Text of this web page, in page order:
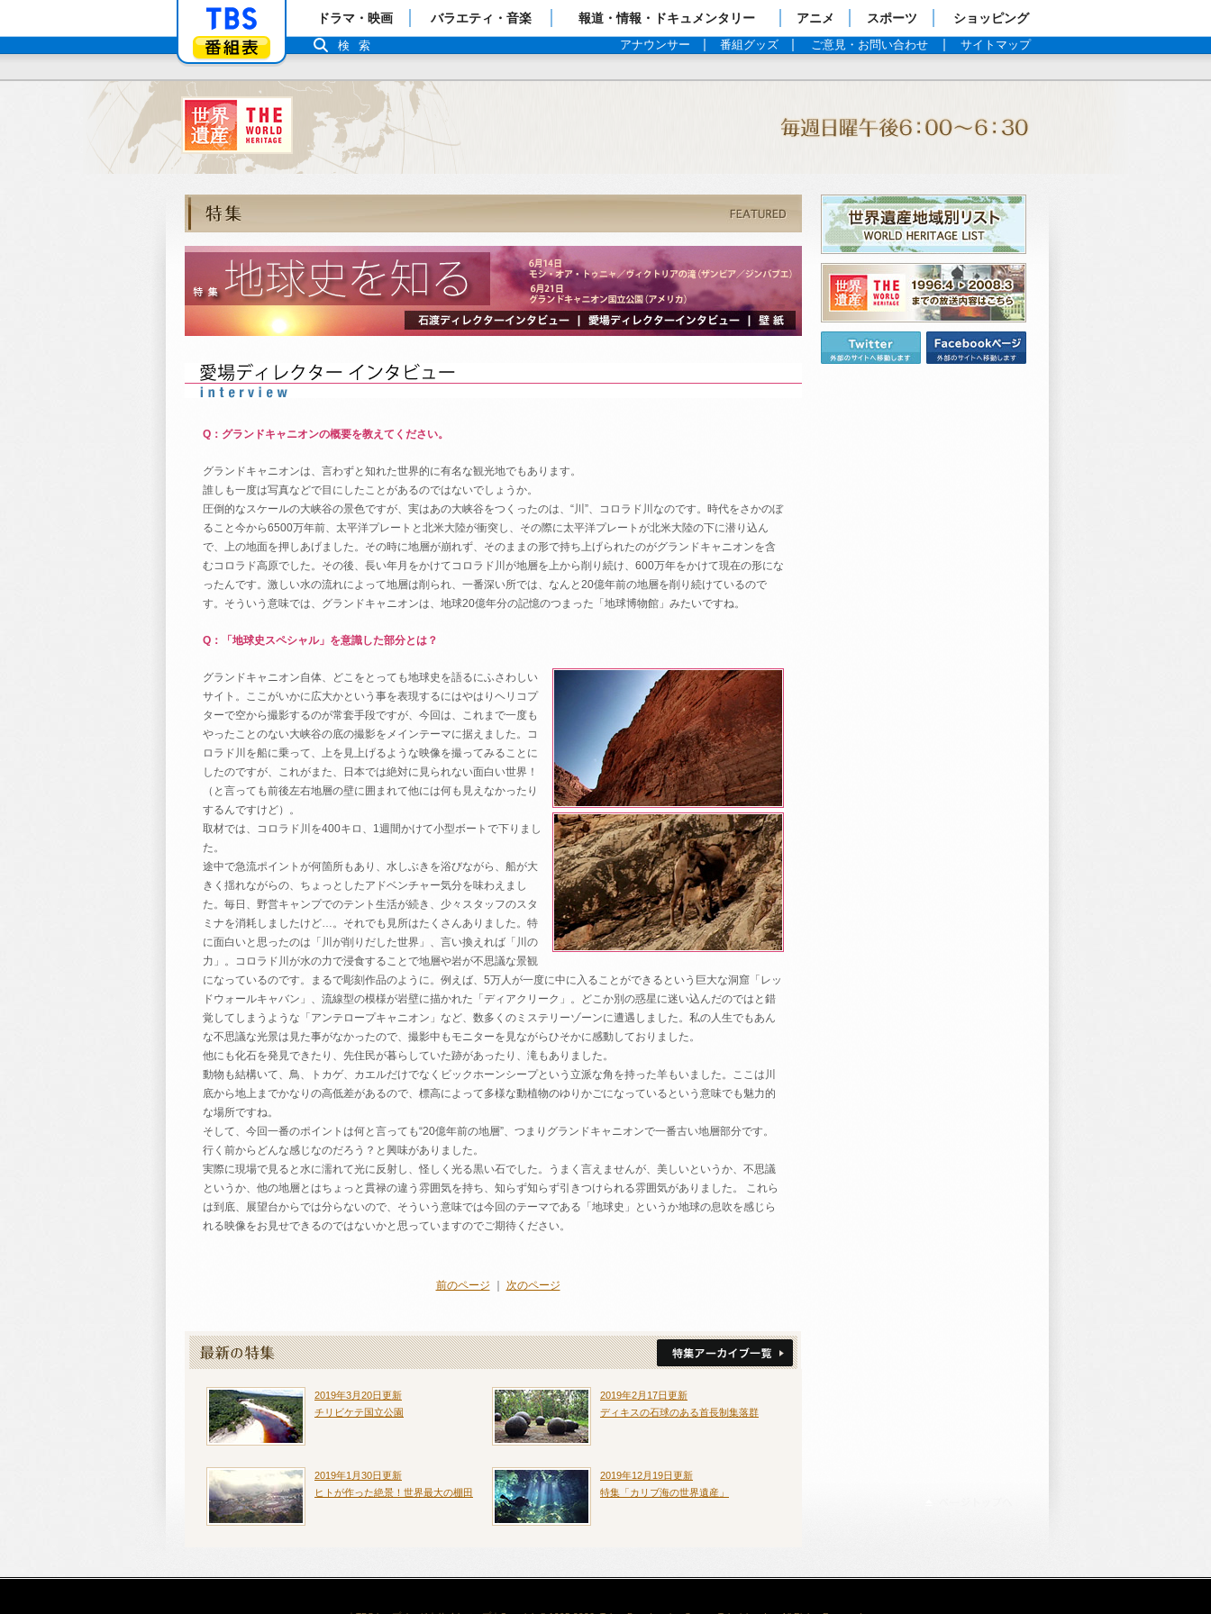
「TBSテレビ」トップページ
番組表
ドラマ・映画 バラエティ・音楽 報道・情報・ドキュメンタリー アニメ スポーツ ショッピング
アナウンサー 番組グッズ ご意見・お問い合わせ サイトマップ
検索
Q：グランドキャニオンの概要を教えてください。
グランドキャニオンは、言わずと知れた世界的に有名な観光地でもあります。
誰しも一度は写真などで目にしたことがあるのではないでしょうか。
圧倒的なスケールの大峡谷の景色ですが、実はあの大峡谷をつくったのは、“川”、コロラド川なのです。時代をさかのぼ
ること今から6500万年前、太平洋プレートと北米大陸が衝突し、その際に太平洋プレートが北米大陸の下に潜り込ん
で、上の地面を押しあげました。その時に地層が崩れず、そのままの形で持ち上げられたのがグランドキャニオンを含
むコロラド高原でした。その後、長い年月をかけてコロラド川が地層を上から削り続け、600万年をかけて現在の形にな
ったんです。激しい水の流れによって地層は削られ、一番深い所では、なんと20億年前の地層を削り続けているので
す。そういう意味では、グランドキャニオンは、地球20億年分の記憶のつまった「地球博物館」みたいですね。
Q：「地球史スペシャル」を意識した部分とは？
グランドキャニオン自体、どこをとっても地球史を語るにふさわしい
サイト。ここがいかに広大かという事を表現するにはやはりヘリコプ
ターで空から撮影するのが常套手段ですが、今回は、これまで一度も
やったことのない大峡谷の底の撮影をメインテーマに据えました。コ
ロラド川を船に乗って、上を見上げるような映像を撮ってみることに
したのですが、これがまた、日本では絶対に見られない面白い世界！
（と言っても前後左右地層の壁に囲まれて他には何も見えなかったり
するんですけど）。
取材では、コロラド川を400キロ、1週間かけて小型ボートで下りまし
た。
途中で急流ポイントが何箇所もあり、水しぶきを浴びながら、船が大
きく揺れながらの、ちょっとしたアドベンチャー気分を味わえまし
た。毎日、野営キャンプでのテント生活が続き、少々スタッフのスタ
ミナを消耗しましたけど…。それでも見所はたくさんありました。特
に面白いと思ったのは「川が削りだした世界」、言い換えれば「川の
力」。コロラド川が水の力で浸食することで地層や岩が不思議な景観
になっているのです。まるで彫刻作品のように。例えば、5万人が一度に中に入ることができるという巨大な洞窟「レッ
ドウォールキャバン」、流線型の模様が岩壁に描かれた「ディアクリーク」。どこか別の惑星に迷い込んだのではと錯
覚してしまうような「アンテロープキャニオン」など、数多くのミステリーゾーンに遭遇しました。私の人生でもあん
な不思議な光景は見た事がなかったので、撮影中もモニターを見ながらひそかに感動しておりました。
他にも化石を発見できたり、先住民が暮らしていた跡があったり、滝もありました。
動物も結構いて、鳥、トカゲ、カエルだけでなくビックホーンシープという立派な角を持った羊もいました。ここは川
底から地上までかなりの高低差があるので、標高によって多様な動植物のゆりかごになっているという意味でも魅力的
な場所ですね。
そして、今回一番のポイントは何と言っても“20億年前の地層”、つまりグランドキャニオンで一番古い地層部分です。
行く前からどんな感じなのだろう？と興味がありました。
実際に現場で見ると水に濡れて光に反射し、怪しく光る黒い石でした。うまく言えませんが、美しいというか、不思議
というか、他の地層とはちょっと貫禄の違う雰囲気を持ち、知らず知らず引きつけられる雰囲気がありました。 これら
は到底、展望台からでは分らないので、そういう意味では今回のテーマである「地球史」というか地球の息吹を感じら
れる映像をお見せできるのではないかと思っていますのでご期待ください。
前のページ 次のページ
2019年3月20日更新
チリビケテ国立公園
2019年2月17日更新
ディキスの石球のある首長制集落群
2019年1月30日更新
ヒトが作った絶景！世界最大の棚田
2019年12月19日更新
特集「カリブ海の世界遺産」